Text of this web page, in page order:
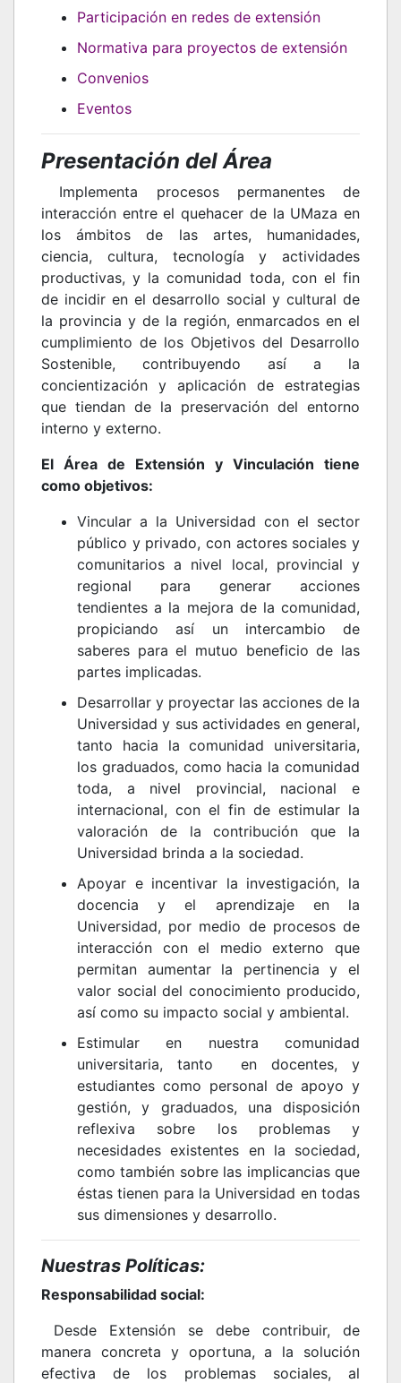
Participación en redes de extensión
Normativa para proyectos de extensión
Convenios
Eventos
Presentación del Área
Implementa procesos permanentes de
interacción entre el quehacer de la UMaza en
los ámbitos de las artes, humanidades,
ciencia, cultura, tecnología y actividades
productivas, y la comunidad toda, con el fin
de incidir en el desarrollo social y cultural de
la provincia y de la región, enmarcados en el
cumplimiento de los Objetivos del Desarrollo
Sostenible, contribuyendo así a la
concientización y aplicación de estrategias
que tiendan de la preservación del entorno
interno y externo.
El Área de Extensión y Vinculación tiene
como objetivos:
Vincular a la Universidad con el sector
público y privado, con actores sociales y
comunitarios a nivel local, provincial y
regional para generar acciones
tendientes a la mejora de la comunidad,
propiciando así un intercambio de
saberes para el mutuo beneficio de las
partes implicadas.
Desarrollar y proyectar las acciones de la
Universidad y sus actividades en general,
tanto hacia la comunidad universitaria,
los graduados, como hacia la comunidad
toda, a nivel provincial, nacional e
internacional, con el fin de estimular la
valoración de la contribución que la
Universidad brinda a la sociedad.
Apoyar e incentivar la investigación, la
docencia y el aprendizaje en la
Universidad, por medio de procesos de
interacción con el medio externo que
permitan aumentar la pertinencia y el
valor social del conocimiento producido,
así como su impacto social y ambiental.
Estimular en nuestra comunidad
universitaria, tanto en docentes, y
estudiantes como personal de apoyo y
gestión, y graduados, una disposición
reflexiva sobre los problemas y
necesidades existentes en la sociedad,
como también sobre las implicancias que
éstas tienen para la Universidad en todas
sus dimensiones y desarrollo.
Nuestras Políticas:
Responsabilidad social:
Desde Extensión se debe contribuir, de
manera concreta y oportuna, a la solución
efectiva de los problemas sociales, al